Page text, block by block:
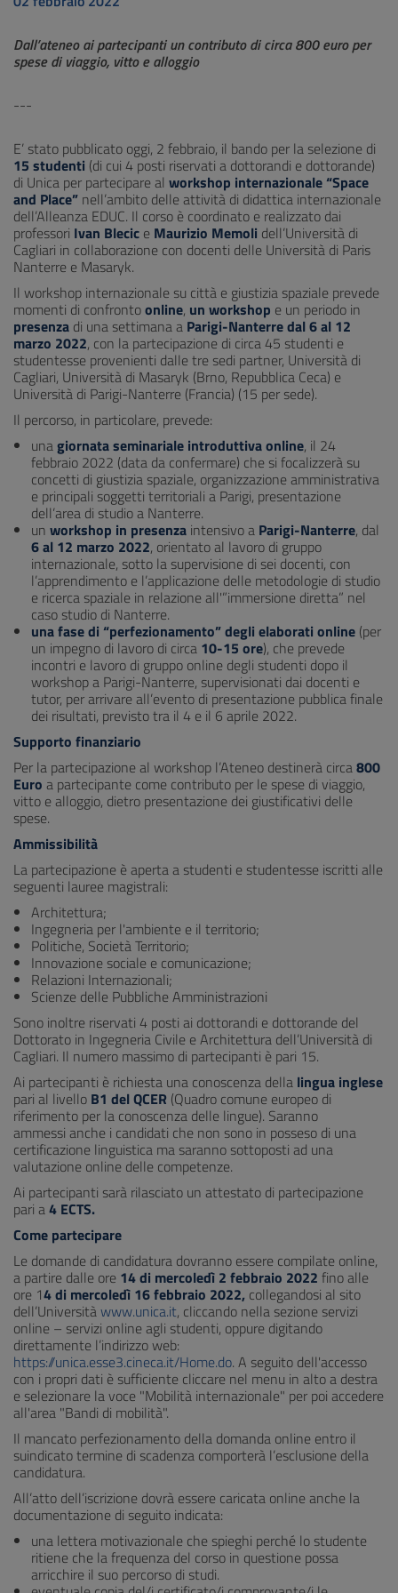
Dall’ateneo ai partecipanti un contributo di circa 800 euro per
spese di viaggio, vitto e alloggio
---
E’ stato pubblicato oggi, 2 febbraio, il bando per la selezione di
15 studenti (di cui 4 posti riservati a dottorandi e dottorande)
di Unica per partecipare al workshop internazionale “Space
and Place” nell’ambito delle attività di didattica internazionale
dell’Alleanza EDUC. Il corso è coordinato e realizzato dai
professori Ivan Blecic e Maurizio Memoli dell’Università di
Cagliari in collaborazione con docenti delle Università di Paris
Nanterre e Masaryk.
Il workshop internazionale su città e giustizia spaziale prevede
momenti di confrontoonline, un workshop e un periodo in
presenza di una settimana a Parigi-Nanterre dal 6 al 12
marzo 2022, con la partecipazione di circa 45 studenti e
studentesse provenienti dalle tre sedi partner, Università di
Cagliari, Università di Masaryk (Brno, Repubblica Ceca) e
Università di Parigi-Nanterre (Francia) (15 per sede).
Il percorso, in particolare, prevede:
unagiornata seminariale introduttiva online, il 24
febbraio 2022 (data da confermare) che si focalizzerà su
concetti di giustizia spaziale, organizzazione amministrativa
e principali soggetti territoriali a Parigi, presentazione
dell’area di studio a Nanterre.
un workshop in presenza intensivo a Parigi-Nanterre, dal
6 al 12 marzo 2022, orientato al lavoro di gruppo
internazionale, sotto la supervisione di sei docenti, con
l’apprendimento e l’applicazione delle metodologie di studio
e ricerca spaziale in relazione all'”immersione diretta” nel
caso studio di Nanterre.
una fase di “perfezionamento” degli elaborati online (per
un impegno di lavoro di circa 10-15 ore), che prevede
incontri e lavoro di gruppo online degli studenti dopo il
workshop a Parigi-Nanterre, supervisionati dai docenti e
tutor, per arrivare all’evento di presentazione pubblica finale
dei risultati, previsto tra il 4 e il 6 aprile 2022.
Supporto finanziario
Per la partecipazione al workshop l’Ateneo destinerà circa800
Euro a partecipante come contributo per le spese di viaggio,
vitto e alloggio, dietro presentazione dei giustificativi delle
spese.
Ammissibilità
La partecipazione è aperta a studenti e studentesse iscritti alle
seguenti lauree magistrali:
Architettura;
Ingegneria per l'ambiente e il territorio;
Politiche, Società Territorio;
Innovazione sociale e comunicazione;
Relazioni Internazionali;
Scienze delle Pubbliche Amministrazioni
Sono inoltre riservati 4 posti ai dottorandi e dottorande del
Dottorato in Ingegneria Civile e Architettura dell’Università di
Cagliari. Il numero massimo di partecipanti è pari 15.
Ai partecipanti è richiesta una conoscenza della lingua inglese
pari al livello B1 del QCER (Quadro comune europeo di
riferimento per la conoscenza delle lingue). Saranno
ammessi anche i candidati che non sono in posseso di una
certificazione linguistica ma saranno sottoposti ad una
valutazione online delle competenze.
Ai partecipanti sarà rilasciato un attestato di partecipazione
pari a4 ECTS.
Come partecipare
Le domande di candidatura dovranno essere compilate online,
a partire dalle ore 14 di mercoledì 2 febbraio 2022 fino alle
ore 14 di mercoledì 16 febbraio 2022, collegandosi al sito
dell’Universitàwww.unica.it, cliccando nella sezione servizi
online – servizi online agli studenti, oppure digitando
direttamente l’indirizzo web:
https://unica.esse3.cineca.it/Home.do. A seguito dell'accesso
con i propri dati è sufficiente cliccare nel menu in alto a destra
e selezionare la voce "Mobilità internazionale" per poi accedere
all'area "Bandi di mobilità".
Il mancato perfezionamento della domanda online entro il
suindicato termine di scadenza comporterà l’esclusione della
candidatura.
All’atto dell’iscrizione dovrà essere caricata online anche la
documentazione di seguito indicata:
una lettera motivazionale che spieghi perché lo studente
ritiene che la frequenza del corso in questione possa
arricchire il suo percorso di studi.